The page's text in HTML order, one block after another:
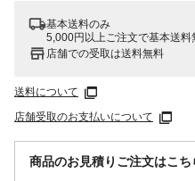
基本送料のみ
5,000円以上ご注文で基本送料
店舗での受取は送料無料
送料について
店舗受取のお支払いについて
商品のお見積りご注文はこち